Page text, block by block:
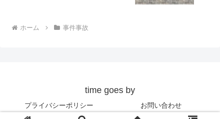
ホーム 事件事故
time goes by
プライバシーポリシー お問い合わせ